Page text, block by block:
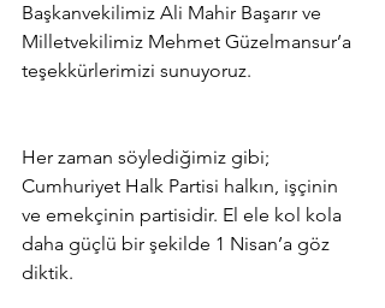
Başkanvekilimiz Ali Mahir Başarır ve
Milletvekilimiz Mehmet Güzelmansur’a
teşekkürlerimizi sunuyoruz.
Her zaman söylediğimiz gibi;
Cumhuriyet Halk Partisi halkın, işçinin
ve emekçinin partisidir. El ele kol kola
daha güçlü bir şekilde 1 Nisan’a göz
diktik.